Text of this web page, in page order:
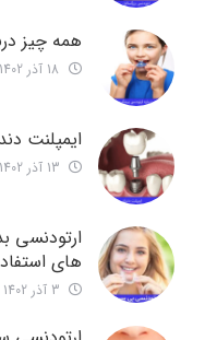
همه چیز
ایمپلنت
های